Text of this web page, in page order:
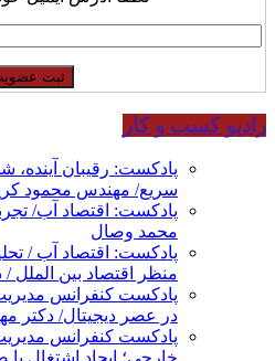
رادیو کسب و کار
پادکست: رقیبان
سریع/ مهندس محمود
پادکست: اقتصاد آب/
محمد وصال
پادکست: اقتصاد آب /
منظر اقتصاد بین الملل
پادکست کنفرانس
در عصر دیجیتال/ دکتر
پادکست کنفرانس